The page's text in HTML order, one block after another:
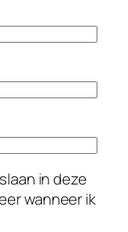
in deze
wanneer ik